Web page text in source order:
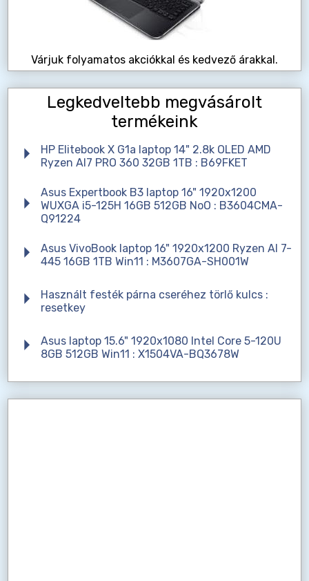
Várjuk folyamatos akciókkal és kedvező árakkal.
Legkedveltebb megvásárolt
termékeink
HP Elitebook X G1a laptop 14" 2.8k OLED AMD
Ryzen AI7 PRO 360 32GB 1TB : B69FKET
Asus Expertbook B3 laptop 16" 1920x1200
WUXGA i5-125H 16GB 512GB NoO : B3604CMA-
Q91224
Asus VivoBook laptop 16" 1920x1200 Ryzen AI 7-
445 16GB 1TB Win11 : M3607GA-SH001W
Használt festék párna cseréhez törlő kulcs :
resetkey
Asus laptop 15.6" 1920x1080 Intel Core 5-120U
8GB 512GB Win11 : X1504VA-BQ3678W